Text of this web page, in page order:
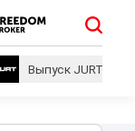
Выпуск JURT